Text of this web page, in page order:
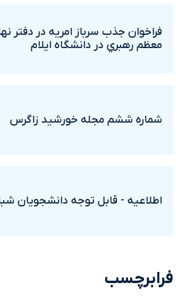
فراخوان جذب سرباز امريه در دفتر
معظم رهبري در دانشگاه ايلام
شماره ششم مجله خورشيد زاگرس
اطلاعیه - قابل توجه دانشجویان
فرابرچسب